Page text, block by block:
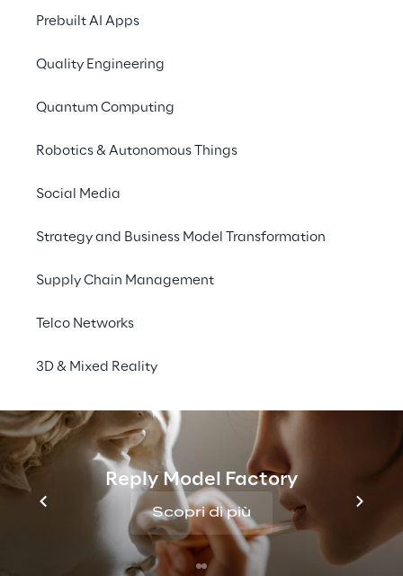
Prebuilt AI Apps
Quality Engineering
Quantum Computing
Robotics & Autonomous Things
Social Media
Strategy and Business Model Transformation
Supply Chain Management
Telco Networks
3D & Mixed Reality
Reply Model Factory
Scopri di più
Comprendere al meglio
problematiche dei
passeggeri con l'aiuto
efficacemente i dati
relativi ai clienti
Per il Gruppo Lufthansa, la più grande
"customer journey" può essere interpretata
alla lettera. I passeggeri entrano in contatto
con la compagnia aerea in numerosi
touchpoint durante il loro percorso: dalla
prenotazione online al contatto con il
personale di bordo, fino ai successivi
sondaggi dopo il volo. Tutte queste